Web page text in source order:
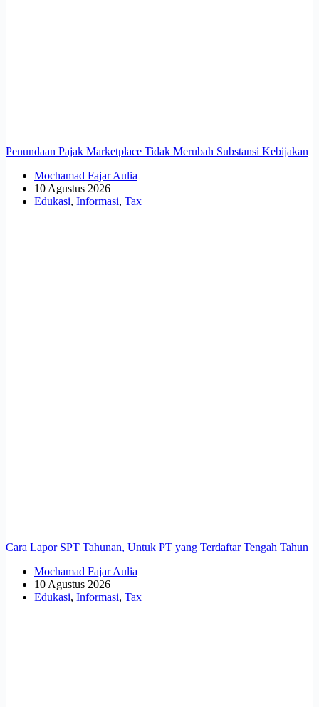
Penundaan Pajak Marketplace Tidak Merubah Substansi Kebijakan
Mochamad Fajar Aulia
10 Agustus 2026
Edukasi, Informasi, Tax
Cara Lapor SPT Tahunan, Untuk PT yang Terdaftar Tengah Tahun
Mochamad Fajar Aulia
10 Agustus 2026
Edukasi, Informasi, Tax